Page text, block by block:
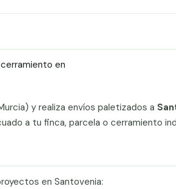
en
y realiza envíos paletizados a
a tu finca, parcela o cerramiento
en Santovenia: